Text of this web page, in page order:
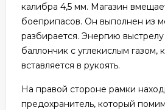
калибра 4,5 мм. Магазин
боеприпасов. Он выполнен из
разбирается. Энергию
баллончик с углекислым газом,
вставляется в рукоять.
На правой стороне рамки
предохранитель, который